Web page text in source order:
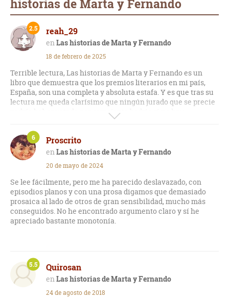
historias de Marta y Fernando
reah_29
Las historias de Marta y Fernando
2.5
18 de febrero de 2025
Terrible lectura, Las historias de Marta y Fernando es un
libro que demuestra que los premios literarios en mi país,
España, son una completa y absoluta estafa. Y es que tras su
lectura me queda clarísimo que ningún jurado que se precie
podría haber votado por semejante bodrio si no hay
Es decepcionante ver cómo un buen escritor como Gustavo
Martín Garzo ha logrado escribir un libro tan penoso como
este. Y es que pocas veces he leído una obra tan pesada pero
tan bien escrita. El estilo de escritura de Garzo es sencillo,
profundo y con una ejecución aceptable que se apoya en una
prosa lenta, pesada, en extremo artificiosa y con un
desarrollo que deja mucho que desear, un lenguaje funcional
con algún lirismo exagerado que acentúa la pedantería de la
obra y unas descripciones muy mejorables en su mayoría.
Pero caso aparte son los personajes. La pareja protagonista,
nada de ellos. No comprendes sus acciones, y llegado un
momento, no te preocupa lo más mínimo conocerlos.
Vamos a empezar dejando claro algo. Las historias de Marta y
Fernando no es una novela al uso, sino más bien una
Proscrito
Las historias de Marta y Fernando
6
20 de mayo de 2024
Se lee fácilmente, pero me ha parecido deslavazado, con
episodios planos y con una prosa digamos que demasiado
prosaica al lado de otros de gran sensibilidad, mucho más
conseguidos. No he encontrado argumento claro y sí he
apreciado bastante monotonía.
Quirosan
Las historias de Marta y Fernando
5.5
24 de agosto de 2018